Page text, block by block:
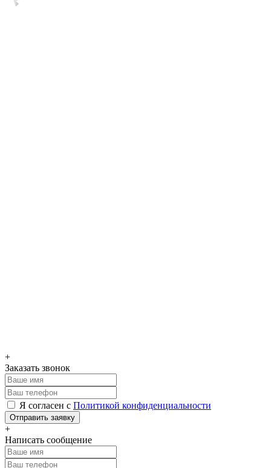
+
Заказать звонок
Я согласен с Политикой конфиденциальности
Отправить заявку
+
Написать сообщение